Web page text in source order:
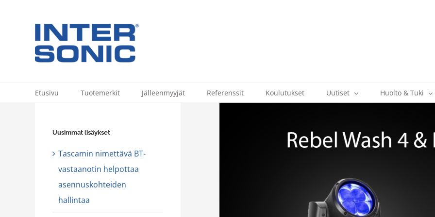
Etusivu Tuotemerkit Jälleenmyyjät Referenssit Koulutukset Uutiset Huolto & Tuki
Uusimmat lisäykset
Tascamin nimettävä BT-
vastaanotin helpottaa
asennuskohteiden
hallintaa